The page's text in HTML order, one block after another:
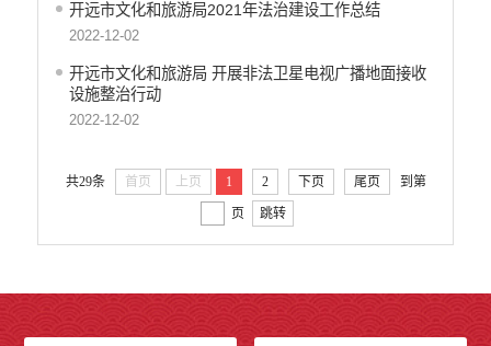
开远市文化和旅游局2021年法治建设工作总结
2022-12-02
开远市文化和旅游局 开展非法卫星电视广播地面接收
设施整治行动
2022-12-02
共29条 首页 上页 1 2 下页 尾页 到第
页 跳转